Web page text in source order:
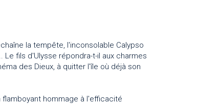
la tempête, l'inconsolable Calypso
fils d'Ulysse répondra-t-il aux charmes
des Dieux, à quitter l'île où déjà son
hommage à l'efficacité